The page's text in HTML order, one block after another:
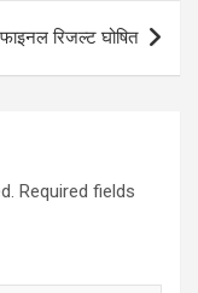
रिजल्ट घोषित
Required fields